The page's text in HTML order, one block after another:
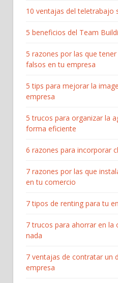
10 ventajas del teletrabajo
5 beneficios del Team
5 razones por las que
falsos en tu empresa
5 tips para mejorar la
empresa
5 trucos para organizar la
forma eficiente
6 razones para incorporar
7 razones por las que
en tu comercio
7 tipos de renting para tu
7 trucos para ahorrar en la
nada
7 ventajas de contratar un
empresa